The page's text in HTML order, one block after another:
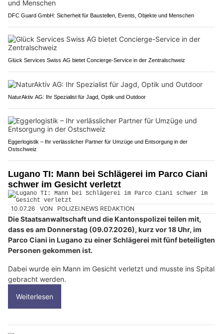
DFC Guard GmbH: Sicherheit für Baustellen, Events, Objekte und Menschen
Glück Services Swiss AG bietet Concierge-Service in der Zentralschweiz
NaturAktiv AG: Ihr Spezialist für Jagd, Optik und Outdoor
Eggerlogistik – Ihr verlässlicher Partner für Umzüge und Entsorgung in der
Ostschweiz
Lugano TI: Mann bei Schlägerei im Parco Ciani
schwer im Gesicht verletzt
10.07.26 VON POLIZEI.NEWS REDAKTION
Die Staatsanwaltschaft und die Kantonspolizei teilen mit,
dass es am Donnerstag (09.07.2026), kurz vor 18 Uhr, im
Parco Ciani in Lugano zu einer Schlägerei mit fünf beteiligten
Personen gekommen ist.
Dabei wurde ein Mann im Gesicht verletzt und musste ins Spital
gebracht werden.
Weiterlesen